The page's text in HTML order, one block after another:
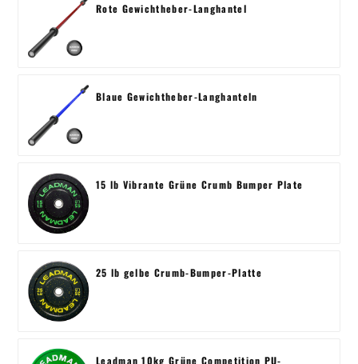
Rote Gewichtheber-Langhantel
Blaue Gewichtheber-Langhanteln
15 lb Vibrante Grüne Crumb Bumper Plate
25 lb gelbe Crumb-Bumper-Platte
Leadman 10kg Grüne Competition PU-